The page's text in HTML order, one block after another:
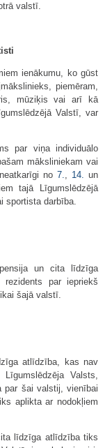
valstī.
ienākumu, ko gūst
piemēram,
mūziķis vai arī kā
Valstī, var
par viņa individuālo
māksliniekam vai
no 7., 14. un
tajā Līgumslēdzējā
sportista darbība.
un cita līdzīga
par iepriekš
šajā valstī.
atlīdzība, kas nav
Valsts,
par šai valstij, vienībai
aplikta ar nodokļiem
līdzīga atlīdzība tiks